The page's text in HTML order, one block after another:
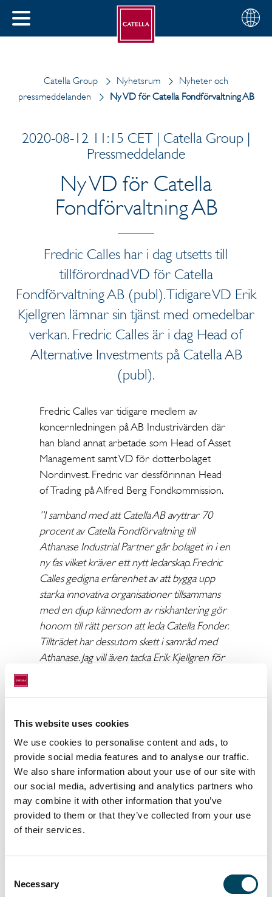
This website uses cookies
We use cookies to personalise content and ads, to
provide social media features and to analyse our traffic.
We also share information about your use of our site with
our social media, advertising and analytics partners who
may combine it with other information that you’ve
provided to them or that they’ve collected from your use
of their services.
Selection
Necessary
STÄNG
Välj
din
Svenska
Catella Group Nyhetsrum
Nyheter och
pressmeddelanden
Ny VD för Catella Fondförvaltning AB
2020-08-12 11:15 CET | Catella Group |
Pressmeddelande
Ny VD för Catella
Fondförvaltning AB
Fredric Calles har i dag utsetts till
tillförordnad VD för Catella
Fondförvaltning AB (publ). Tidigare VD Erik
Kjellgren lämnar sin tjänst med omedelbar
verkan. Fredric Calles är i dag Head of
Alternative Investments på Catella AB
(publ).
Fredric Calles var tidigare medlem av
koncernledningen på AB Industrivärden där
han bland annat arbetade som Head of Asset
Management samt VD för dotterbolaget
Nordinvest. Fredric var dessförinnan Head
of Trading på Alfred Berg Fondkommission.
”I samband med att Catella AB avyttrar 70
procent av Catella Fondförvaltning till
Athanase Industrial Partner går bolaget in i en
ny fas vilket kräver ett nytt ledarskap. Fredric
Calles gedigna erfarenhet av att bygga upp
starka innovativa organisationer tillsammans
med en djup kännedom av riskhantering gör
honom till rätt person att leda Catella Fonder.
Tillträdet har dessutom skett i samråd med
Athanase. Jag vill även tacka Erik Kjellgren för
Fondförvaltning AB.
Fredric Calles tillträder som tillförordnad VD
från och med i dag och kommer att
genomgå sedvanlig ledningsprövning hos
Finansinspektionen.
För ytterligare information, vänligen kontakta:
Tf VD Catella AB samt styrelseordförande
070-547 16 36